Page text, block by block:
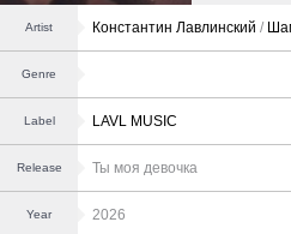
Artist Константин Лавлинский /
Genre
Label LAVL MUSIC
Release Ты моя девочка
Year 2026